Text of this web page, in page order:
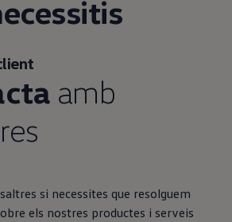
amb
si necessites que resolguem
els nostres productes i serveis